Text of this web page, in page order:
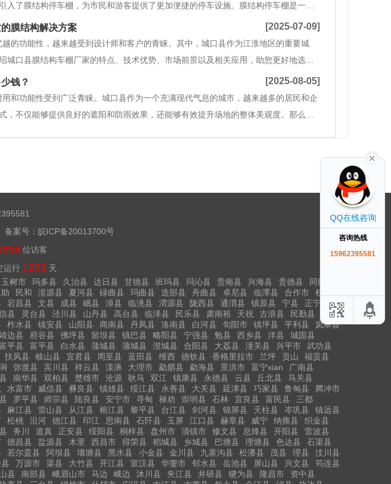
了膜结构停车棚，为市民和游客提供了更加便捷的停车设施。膜结构停车棚是一种
材料，通过特殊的结构设计和工艺技术，使整个停车棚呈现出轻盈、美观的外观。这
膜结构解决方案 [2025-07-09]
的功能性，越来越受到设计师和客户的青睐。其中，城口县作为江淮地区的重要城
口县膜结构车棚厂家的特点、技术优势、市场前景以及相关应用，助您更好地选购
市化进程的加快，许多城市面临着交通拥堵和停车位不足的问题。尤其是在城口县这
钱？ [2025-08-05]
和功能性受到广泛青睐。城口县作为一个充满现代气息的城市，越来越多的居民和企
不仅能够提供良好的遮阳和防雨效果，还能够有效提升场地的整体美观度。那么，
案号： 皖ICP备20013700号
位访客
运行 1953 天
玉树市 玛多县 久治县 达日县 甘德县 班玛县 玛沁县 贵南县 兴海县 贵德县
同德县
民和 湟源县 夏河县 碌曲县 玛曲县 迭部县 舟曲县 卓尼县 临潭县 合作市
积石山
宕昌县 文县 成县 岷县 漳县 临洮县 渭源县 陇西县 通渭县 镇原县 宁县
正宁县
县 灵台县 泾川县 山丹县 高台县 临泽县 民乐县 肃南裕 天祝 古浪县
民勤县
柞水县 镇安县 山阳县 商南县 丹凤县 洛南县 白河县 旬阳市 镇坪县 平利县
岚皋县
边县 府谷县 佛坪县 留坝县 镇巴县 略阳县 宁强县 勉县 西乡县 洋县
城固县
平县 富平县 白水县 蒲城县 蒲城县 澄城县 合阳县 大荔县 潼关县 兴平市
武功县
扶风县 岐山县 宜君县 周至县 蓝田县 维西 德钦县 香格里拉市 兰坪 贡山
福贡县
弥渡县 宾川县 祥云县 漾濞 大理市 勐腊县 勐海县 景洪市 富宁xian
广南县
南华县 双柏县 楚雄市 沧源 耿马 双江 镇康县 永德县 云县 丘北县
马关县
水富市 威信县 彝良县 镇雄县 绥江县 永善县 大关县 延津县 巧家县 鲁甸县
腾冲市
罗平县 师宗县 陆良县 安宁市 寻甸 禄劝 崇明县 石林 宜良县 富民县
三都
麻江县 雷山县 从江县 榕江县 黎平县 台江县 剑河县 锦屏县 天柱县 岑巩县
镇远县
松桃 沿河 德江县 印江 思南县 石阡县 玉屏 江口县 赫章县 威宁 纳雍县
织金县
务川 道真 正安县 绥阳县 桐梓县 盘州市 清镇市 修文县 息烽县 开阳县
雷波县
德昌县 盐源县 木里 西昌市 得荣县 稻城县 乡城县 巴塘县 理塘县 色达县
石渠县
若尔盖县 阿坝县 壤塘县 黑水县 小金县 金川县 九寨沟县 松潘县 茂县 理县
汶川县
万源市 渠县 大竹县 开江县 宣汉县 华蓥市 邻水县 岳池县 屏山县 兴文县
筠连县
县 南部县 峨眉山市 马边 峨边 沐川县 夹江县 井研县 犍为县 隆昌市
资中县
QQ在线咨询
咨询热线
15962395581